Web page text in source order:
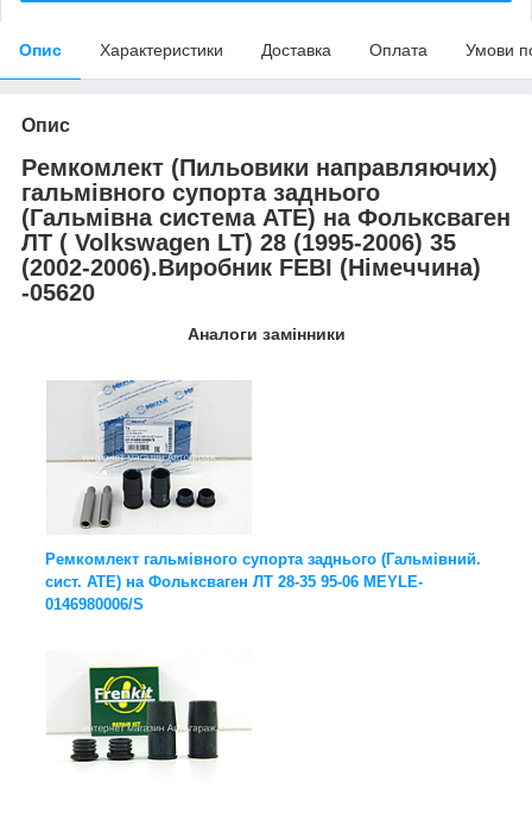
Опис Характеристики Доставка Оплата Умови
Опис
Ремкомлект (Пильовики направляючих)
гальмівного супорта заднього
(Гальмівна система ATE) на Фольксваген
ЛТ ( Volkswagen LT) 28 (1995-2006) 35
(2002-2006).Виробник FEBI (Німеччина)
-05620
Аналоги замінники
Ремкомлект гальмівного супорта заднього (Гальмівний.
сист. ATE) на Фольксваген ЛТ 28-35 95-06 MEYLE-
0146980006/S